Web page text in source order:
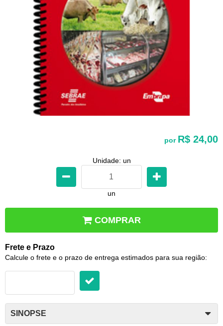
por R$ 24,00
Unidade: un
un
COMPRAR
Frete e Prazo
Calcule o frete e o prazo de entrega estimados para sua região:
SINOPSE